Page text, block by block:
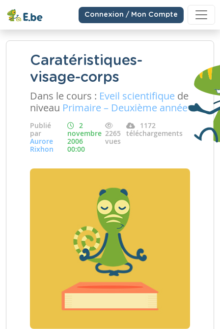
Connexion / Mon Compte
Caratéristiques-
visage-corps
Dans le cours : Eveil scientifique de
niveau Primaire – Deuxième année
Publié
par
Aurore
Rixhon
2
novembre
2006
00:00
2265
vues
1172
téléchargements